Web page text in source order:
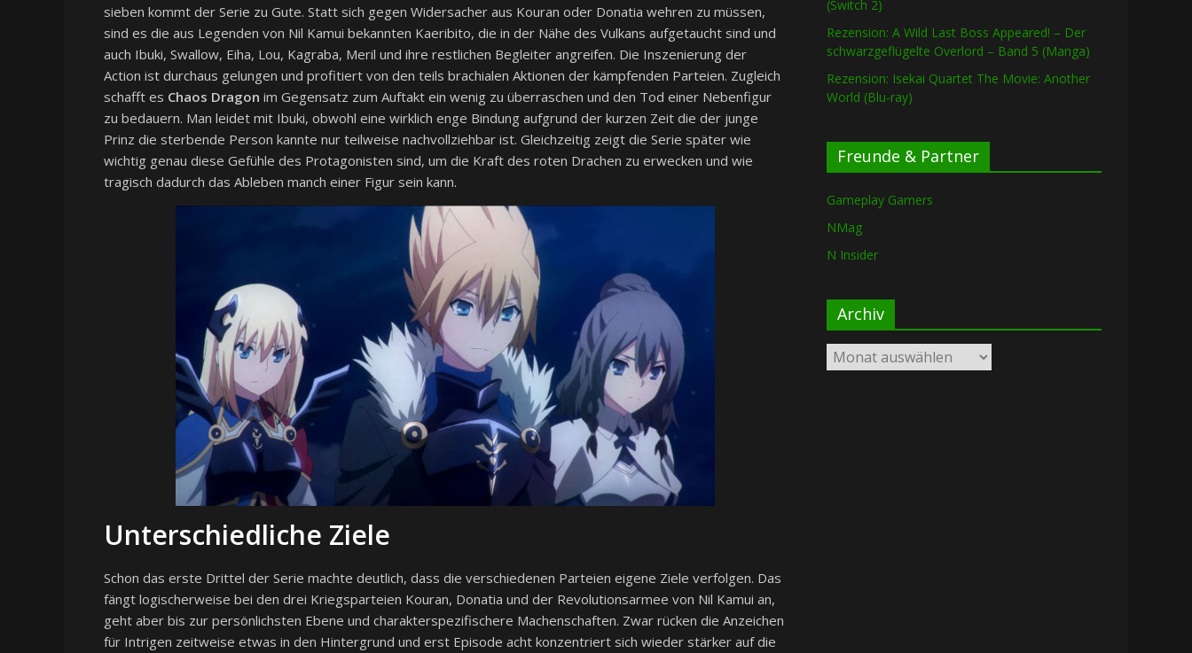
sieben kommt der Serie zu Gute. Statt sich gegen Widersacher aus Kouran oder Donatia wehren zu müssen,
sind es die aus Legenden von Nil Kamui bekannten Kaeribito, die in der Nähe des Vulkans aufgetaucht sind und
auch Ibuki, Swallow, Eiha, Lou, Kagraba, Meril und ihre restlichen Begleiter angreifen. Die Inszenierung der
Action ist durchaus gelungen und profitiert von den teils brachialen Aktionen der kämpfenden Parteien. Zugleich
schafft es Chaos Dragon im Gegensatz zum Auftakt ein wenig zu überraschen und den Tod einer Nebenfigur
zu bedauern. Man leidet mit Ibuki, obwohl eine wirklich enge Bindung aufgrund der kurzen Zeit die der junge
Prinz die sterbende Person kannte nur teilweise nachvollziehbar ist. Gleichzeitig zeigt die Serie später wie
wichtig genau diese Gefühle des Protagonisten sind, um die Kraft des roten Drachen zu erwecken und wie
tragisch dadurch das Ableben manch einer Figur sein kann.
Unterschiedliche Ziele
Schon das erste Drittel der Serie machte deutlich, dass die verschiedenen Parteien eigene Ziele verfolgen. Das
fängt logischerweise bei den drei Kriegsparteien Kouran, Donatia und der Revolutionsarmee von Nil Kamui an,
geht aber bis zur persönlichsten Ebene und charakterspezifischere Machenschaften. Zwar rücken die Anzeichen
für Intrigen zeitweise etwas in den Hintergrund und erst Episode acht konzentriert sich wieder stärker auf die
(Switch 2)
Rezension: A Wild Last Boss Appeared! – Der
schwarzgeflügelte Overlord – Band 5 (Manga)
Rezension: Isekai Quartet The Movie: Another
World (Blu-ray)
Freunde & Partner
Gameplay Gamers
NMag
N Insider
Archiv
Archiv